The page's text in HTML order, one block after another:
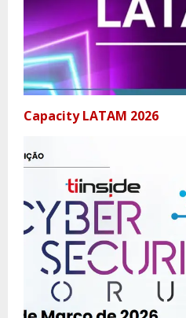
Capacity LATAM 2026